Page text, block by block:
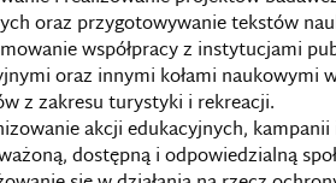
oraz przygotowywanie tekstów
współpracy z instytucjami
oraz innymi kołami naukowymi
z zakresu turystyki i rekreacji.
akcji edukacyjnych,
dostępną i odpowiedzialną